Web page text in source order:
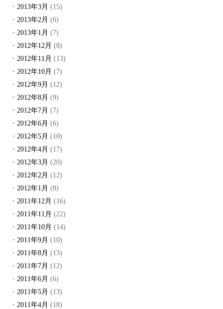
2013年3月 (15)
2013年2月 (6)
2013年1月 (7)
2012年12月 (8)
2012年11月 (13)
2012年10月 (7)
2012年9月 (12)
2012年8月 (9)
2012年7月 (7)
2012年6月 (6)
2012年5月 (10)
2012年4月 (17)
2012年3月 (20)
2012年2月 (12)
2012年1月 (8)
2011年12月 (16)
2011年11月 (22)
2011年10月 (14)
2011年9月 (10)
2011年8月 (13)
2011年7月 (12)
2011年6月 (6)
2011年5月 (13)
2011年4月 (18)